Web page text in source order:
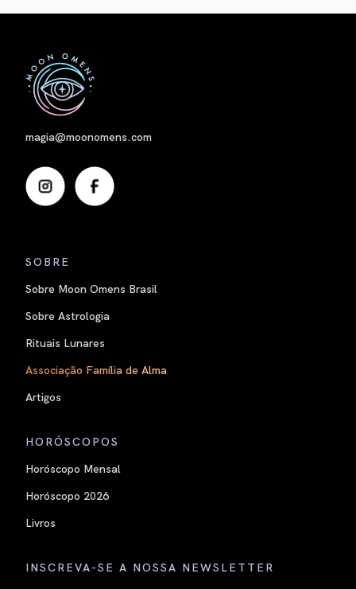
magia@moonomens.com
SOBRE
Sobre Moon Omens Brasil
Sobre Astrologia
Rituais Lunares
Associação Família de Alma
Artigos
HORÓSCOPOS
Horóscopo Mensal
Horóscopo 2026
Livros
INSCREVA-SE A NOSSA NEWSLETTER
Nome